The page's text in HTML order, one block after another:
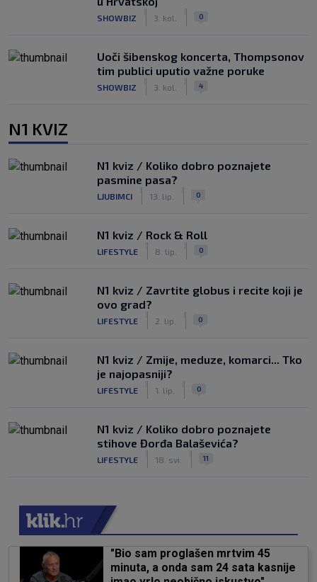
SHOWBIZ 3. kol. 0
Uoči šibenskog koncerta, Thompsonov
tim publici uputio važne poruke
SHOWBIZ 3. kol. 4
N1 KVIZ
N1 kviz / Koliko dobro poznajete
pasmine pasa?
LJUBIMCI 13. lip. 0
N1 kviz / Rock & Roll
LIFESTYLE 8. lip. 0
N1 kviz / Zavrtite globus i recite koji je
ovo grad?
LIFESTYLE 2. lip. 0
N1 kviz / Zmije, meduze, komarci... Tko
je najopasniji?
LIFESTYLE 1. lip. 0
N1 kviz / Koliko dobro poznajete
stihove Đorđa Balaševića?
LIFESTYLE 18. svi. 11
"Bio sam proglašen mrtvim 45
minuta, a onda sam 24 sata kasnije